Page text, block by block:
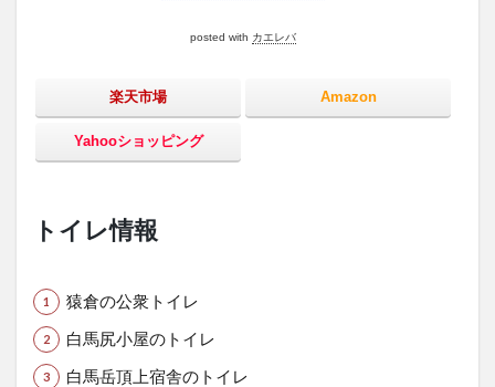
posted with カエレバ
楽天市場 Amazon
Yahooショッピング
トイレ情報
猿倉の公衆トイレ
白馬尻小屋のトイレ
白馬岳頂上宿舎のトイレ